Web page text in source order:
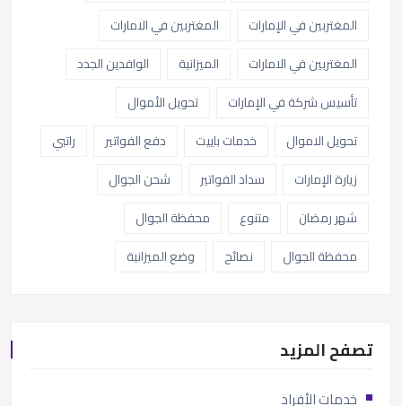
المغتربين في الإمارات
المغتربين في الامارات
المغتربين في الامارات
الميزانية
الوافدين الجدد
تأسيس شركة في الإمارات
تحويل الأموال
تحويل الاموال
خدمات باييت دفع الفواتير
راتبي
زيارة الإمارات
سداد الفواتير
شحن الجوال
شهر رمضان
متنوع
محفظة الجوال
محفظة الجوال
نصائح وضع الميزانية
تصفح المزيد
خدمات الأفراد